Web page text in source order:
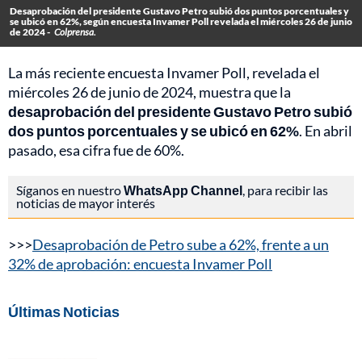
Desaprobación del presidente Gustavo Petro subió dos puntos porcentuales y
se ubicó en 62%, según encuesta Invamer Poll revelada el miércoles 26 de junio
de 2024 - Colprensa.
La más reciente encuesta Invamer Poll, revelada el
miércoles 26 de junio de 2024, muestra que la
desaprobación del presidente Gustavo Petro subió
dos puntos porcentuales y se ubicó en 62%. En abril
pasado, esa cifra fue de 60%.
Síganos en nuestroWhatsApp Channel, para recibir las
noticias de mayor interés
>>>Desaprobación de Petro sube a 62%, frente a un
32% de aprobación: encuesta Invamer Poll
Últimas Noticias